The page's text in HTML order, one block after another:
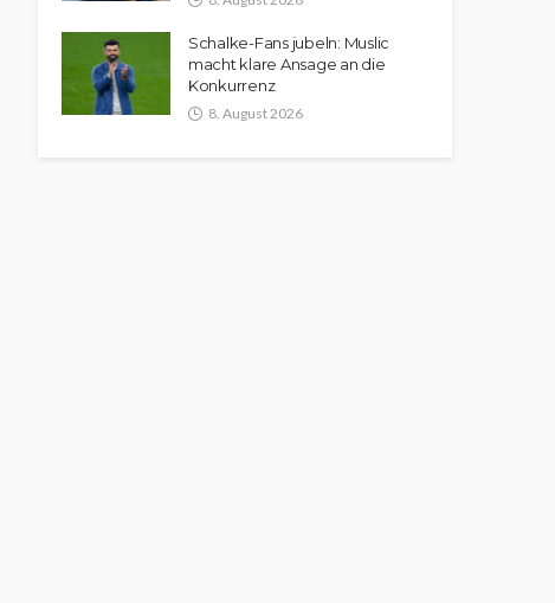
Schalke-Fans jubeln: Muslic
macht klare Ansage an die
Konkurrenz
8. August 2026